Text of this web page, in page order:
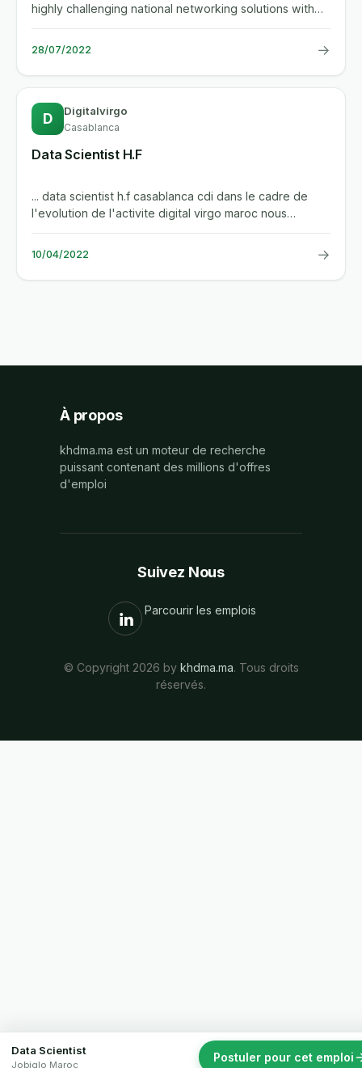
highly challenging national networking solutions with
minimal...
28/07/2022 →
D Digitalvirgo
Casablanca
Data Scientist H.F
... data scientist h.f casablanca cdi dans le cadre de
l'evolution de l'activite digital virgo maroc nous
recrutons un...
10/04/2022 →
Data Scientist
Jobiglo Maroc
Postuler pour cet emploi
À propos
khdma.ma est un moteur de recherche
puissant contenant des millions d'offres
d'emploi
Suivez Nous
Parcourir les emplois
© Copyright 2026 by khdma.ma. Tous droits
réservés.